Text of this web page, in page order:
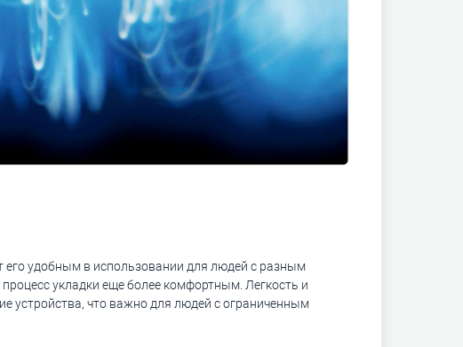
удобным в использовании для людей с разным
укладки еще более комфортным. Легкость и
устройства, что важно для людей с ограниченным